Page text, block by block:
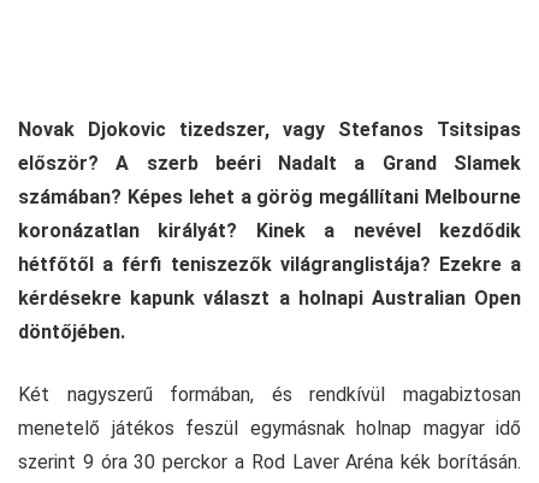
Novak Djokovic tizedszer, vagy Stefanos Tsitsipas
először? A szerb beéri Nadalt a Grand Slamek
számában? Képes lehet a görög megállítani Melbourne
koronázatlan királyát? Kinek a nevével kezdődik
hétfőtől a férfi teniszezők világranglistája? Ezekre a
kérdésekre kapunk választ a holnapi Australian Open
döntőjében.
Két nagyszerű formában, és rendkívül magabiztosan
menetelő játékos feszül egymásnak holnap magyar idő
szerint 9 óra 30 perckor a Rod Laver Aréna kék borításán.